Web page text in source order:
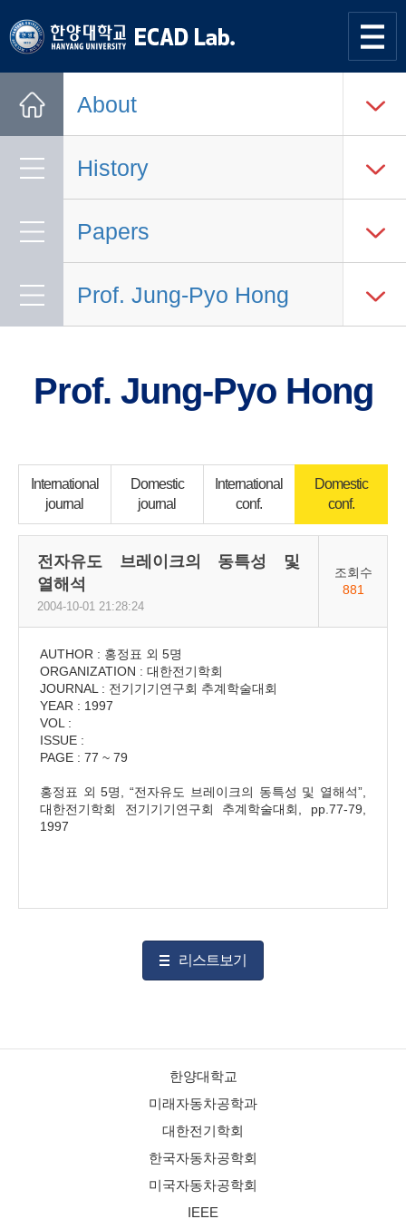
한양대학교 한양대학교
연구실
About
History
Papers
Prof. Jung-Pyo Hong
Prof. Jung-Pyo Hong
International
journal
Domestic
journal
International
conf.
Domestic
conf.
전자유도 브레이크의 동특성 및
열해석
2004-10-01 21:28:24
조회수
881
AUTHOR : 홍정표 외 5명
ORGANIZATION : 대한전기학회
JOURNAL : 전기기기연구회 추계학술대회
YEAR : 1997
VOL :
ISSUE :
PAGE : 77 ~ 79
홍정표 외 5명, “전자유도 브레이크의 동특성 및 열해석”,
대한전기학회 전기기기연구회 추계학술대회, pp.77-79,
1997
리스트보기
한양대학교
미래자동차공학과
대한전기학회
한국자동차공학회
미국자동차공학회
IEEE